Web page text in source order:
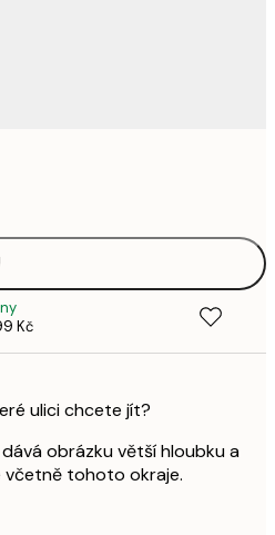
Kč
ulici chcete jít?
obrázku větší hloubku a
včetně tohoto okraje.